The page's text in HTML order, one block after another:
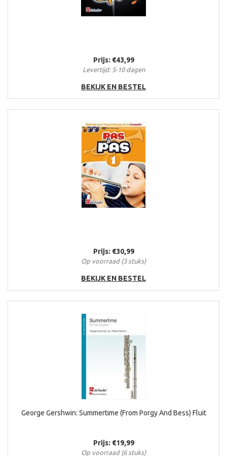
Prijs: €43,99
Levertijd: 5-10 dagen
BEKIJK EN BESTEL
Prijs: €30,99
Op voorraad (3 stuks)
BEKIJK EN BESTEL
George Gershwin: Summertime (From Porgy And Bess) Fluit
Prijs: €19,99
Op voorraad (6 stuks)